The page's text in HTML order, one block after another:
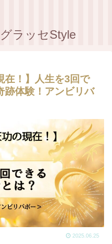
ラッセStyle
在！】人生を3回で
跡体験！アンビリバ
2025.06.25